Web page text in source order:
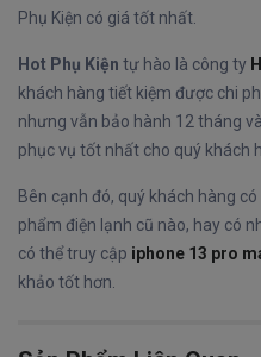
Phụ Kiện có giá tốt nhất.
Hot Phụ Kiện tự hào là công ty
khách hàng tiết kiệm được chi
nhưng vẫn bảo hành 12 tháng
phục vụ tốt nhất cho quý khách
Bên cạnh đó, quý khách hàng
phẩm điện lạnh cũ nào, hay có
có thể truy cập iphone 13 pro
khảo tốt hơn.